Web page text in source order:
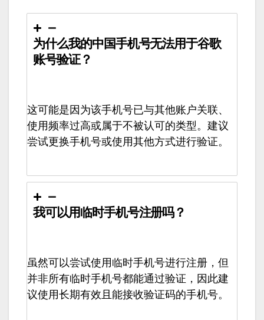
为什么我的中国手机号无法用于谷歌
账号验证？
这可能是因为该手机号已与其他账户关联、
使用频率过高或属于不被认可的类型。建议
尝试更换手机号或使用其他方式进行验证。
我可以用临时手机号注册吗？
虽然可以尝试使用临时手机号进行注册，但
并非所有临时手机号都能通过验证，因此建
议使用长期有效且能接收验证码的手机号。